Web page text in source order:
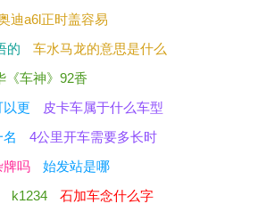
迪a6l正时盖容易
的
车水马龙的意思是什么
《车神》92香
以更
皮卡车属于什么车型
4公里开车需要多长时
牌吗
始发站是哪
k1234
石加车念什么字